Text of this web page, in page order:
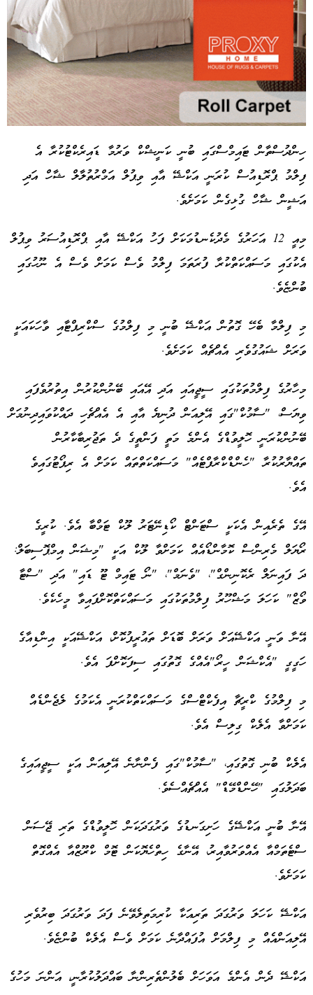
Advertisement
ހިންދުސްތާން ޓައިމްސްގައި ބުނީ ކަނީޝްކް ވަރުމާ ޑައިރެކްޓުކުރާ އެ
ފިލްމު ޕްރޮޑިއުސް ކުރަނީ އަކްޝޭ އާއި ވިޕުލް އަމްރުތުލާލް ޝާހް އަދި
އަޝީން ޝާހް ގުޅިގެން ކަމަށެވެ.
މިއީ 12 އަހަރުގެ މެދުކެނޑުމަކަށް ފަހު އަކްޝޭ އާއި ޕްރޮޑިއުސަރު ވިޕުލް
އެކުގައި މަސައްކަތްކުރާ ފުރަތަމަ ފިލްމު ވެސް ކަމަށް ވެސް އެ ނޫހުގައި
ބުންޏެވެ.
މި ފިލްމާ ބެހޭ ގޮތުން އަކްޝޭ ބުނީ މި ފިލްމުގެ ސްކްރިޕްޓާއި ވާހަކައަކީ
ވަރަށް ޝައުގުވެރި އެއްޗެއް ކަމަށެވެ.
މިހާރުގެ ފިލްމުތަކުގައި ސީޖީއައި އަދި އޭއައި ބޭނުންކުރުން އިތުރުވެފައި
ވިޔަސް، "ސާމުކް"ގައި އޭލިއަން ދުނިޔެ އާއި އެ އެއްޗެހި ދައްކުވައިދިނުމަށް
ބޭނުންކުރަނީ ހޮލީވުޑްގެ އެންމެ މަތީ ފަންތީގެ ދެ ތަޖުރިބާކާރުން
ތައްޔާރުކުރާ "ހެންޑްކްރާފްޓެއް" މަސައްކަތްތައް ކަމަށް އެ ރިޕޯޓުގައިވެ
އެވެ.
އޭގެ ތެރެއިން އެކަކީ ސްޓަންޓް ކޯޑިނޭޓަރު ލޫކް ޓަމްބާ އެވެ. ކުރީގެ
ރޯޔަލް މެރިންސް ކޮމާންޑޯއެއް ކަމަށްވާ ލޫކް އަކީ "މިޝަން އިމްޕޮސިބަލް:
ދަ ފައިނަލް ރެކޮނިންގް"، "ވެނަމް"، "ނޯ ޓައިމް ޓޫ ޑައި" އަދި "ސްޓާ
ވޯޒް" ކަހަލަ މަޝްހޫރު ފިލްމުތަކުގައި މަސައްކަތްކޮށްފައިވާ މީހެކެވެ.
އޭނާ ވަނީ އަކްޝޭއަށް ވަރަށް ބޮޑަށް ތައުރީފުކޮށް، އަކްޝޭއަކީ އިންޑިއާގެ
ހަގީގީ "އެކްޝަން ހީރޯ"އެއްގެ ގޮތުގައި ސިފަކޮށްފަ އެވެ.
މި ފިލްމުގެ ކްރީޗާ އިފެކްޓްސްގެ މަސައްކަތްކުރަނީ އެކަމުގެ ލެޖެންޑެއް
ކަމަށްވާ އެލެކް ގިލިސް އެވެ.
އެލެކް ބުނި ގޮތުގައި، "ސާމުކް"ގައި ފެންނާނެ އޭލިއަން އަކީ ސީޖީއައިގެ
ބަދަލުގައި "ހޭންޑްމޭޑް" އެއްޗެއްސެވެ.
އޭނާ ބުނީ އަކްޝޭގެ ހަށިގަނޑުގެ ވަރުގަދަކަން ހޮލީވުޑްގެ ތަރި ޖޭސަން
ސްޓެތަމްއާ އެއްވަރުވާއިރު، އޭނާގެ ހިތްހެޔޮކަން ޓޮމް ކްރޫޒްއާ އެއްގޮތް
ކަމަށެވެ.
އަކްޝޭ ކަހަލަ ވަރުގަދަ ތަރިއަކާ ކުރިމަތިލެވޭނެ ފަދަ ވަރުގަދަ ބިރުވެރި
އޭލިއަންއެއް މި ފިލްމަށް އުފައްދާނެ ކަމަށް ވެސް އެލެކް ބުންޏެވެ.
އަކްޝޭ ދެން އެންމެ އަވަހަށް ބެލުންތެރިންނާ ބައްދަލުކުރާނީ، އަންނަ މަހުގެ